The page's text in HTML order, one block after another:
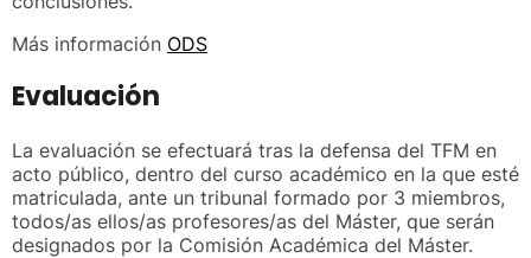
Más información ODS
Evaluación
La evaluación se efectuará tras la defensa del TFM en
acto público, dentro del curso académico en la que esté
matriculada, ante un tribunal formado por 3 miembros,
todos/as ellos/as profesores/as del Máster, que serán
designados por la Comisión Académica del Máster.